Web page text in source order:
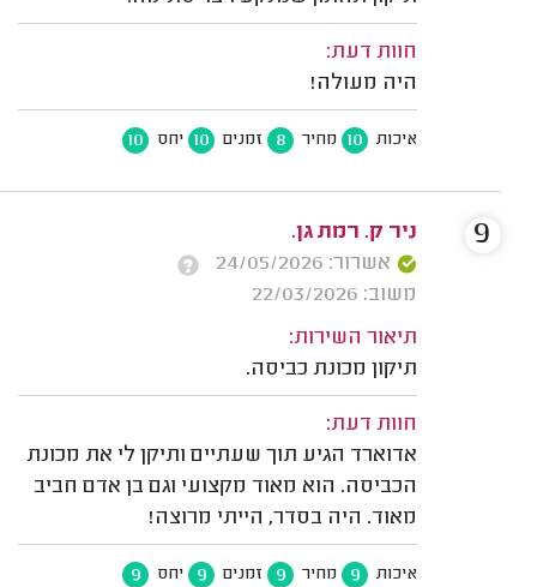
חוות דעת:
היה מעולה!
איכות 10 מחיר 8 זמנים 10 יחס 10
ניר ק. רמת גן.
אשרור: 24/05/2026
משוב: 22/03/2026
תיאור השירות:
תיקון מכונת כביסה.
חוות דעת:
אדוארד הגיע תוך שעתיים ותיקן לי את מכונת
הכביסה. הוא מאוד מקצועי וגם בן אדם חביב
מאוד. היה בסדר, הייתי מרוצה!
איכות 9 מחיר 9 זמנים 9 יחס 9
9